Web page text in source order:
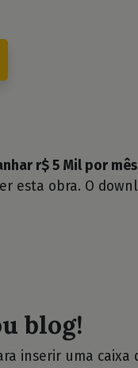
r$ 5 Mil por
esta obra. O
blog!
inserir uma caixa